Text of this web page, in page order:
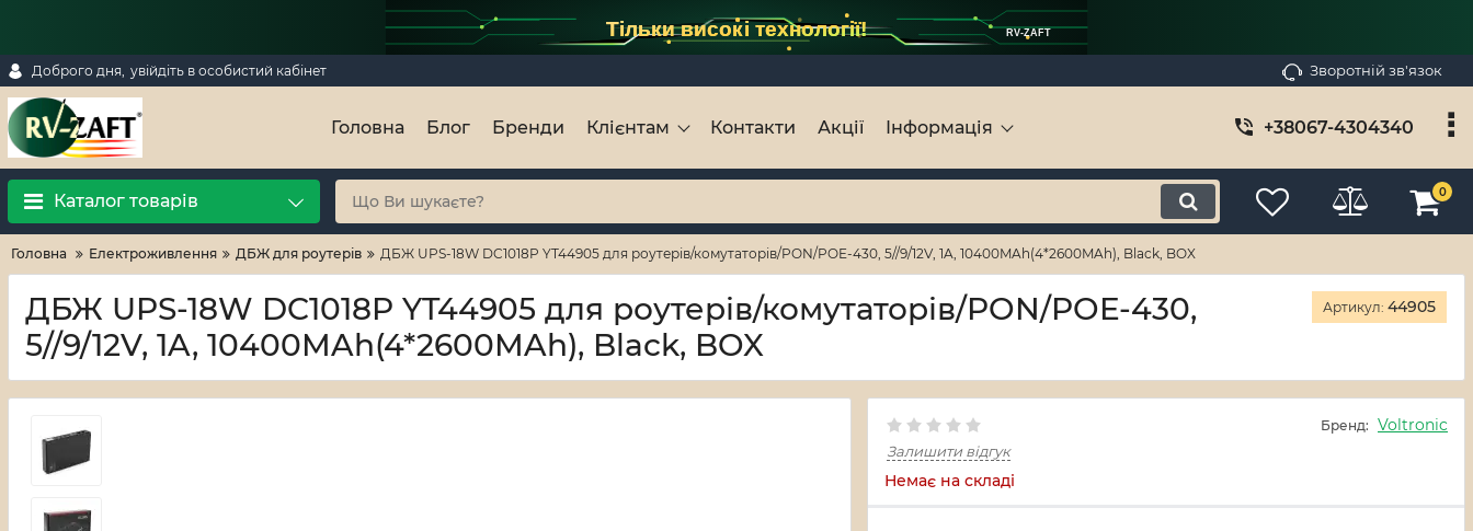
Тільки високі технології! RV-ZAFT
Доброго дня, увійдіть в особистий кабінет Зворотній зв'язок
Головна Блог Бренди Клієнтам Контакти Акції Інформація +38067-4304340
Каталог товарів 0
Головна Електроживлення ДБЖ для роутерів ДБЖ UPS-18W DC1018P YT44905 для роутерів/комутаторів/PON/POE-430, 5//9/12V, 1A, 10400MAh(4*2600MAh), Black, BOX
ДБЖ UPS-18W DC1018P YT44905 для роутерів/комутаторів/PON/POE-430,
5//9/12V, 1A, 10400MAh(4*2600MAh), Black, BOX
Артикул: 44905
Бренд: Voltronic
Залишити відгук
Немає на складі